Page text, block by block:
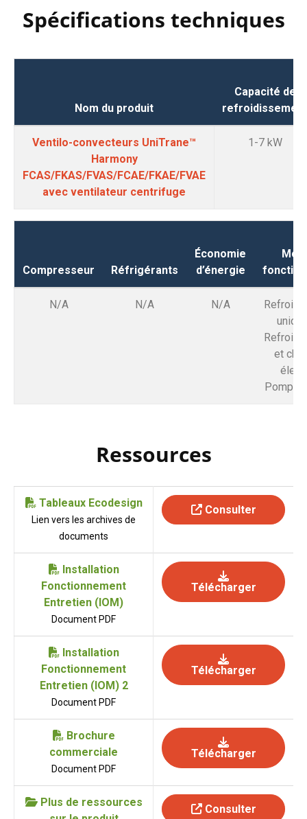
Spécifications techniques
Nom du produit
Capacité de
refroidissement
Ventilo-convecteurs UniTrane™
Harmony
FCAS/FKAS/FVAS/FCAE/FKAE/FVAE
avec ventilateur centrifuge
1-7 kW
Compresseur Réfrigérants
Économie
d’énergie
N/A N/A N/A
et
Pompe
Ressources
Tableaux Ecodesign
Lien vers les archives de
documents
Consulter
Installation
Fonctionnement
Entretien (IOM)
Document PDF
Télécharger
Installation
Fonctionnement
Entretien (IOM) 2
Document PDF
Télécharger
Brochure
commerciale
Document PDF
Télécharger
Plus de ressources
Consulter